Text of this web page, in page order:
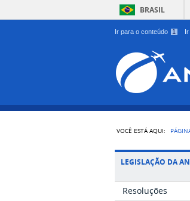
Ir para o conteúdo 1
BRASIL
VOCÊ ESTÁ AQUI:
LEGISLAÇÃO DA
Resoluções